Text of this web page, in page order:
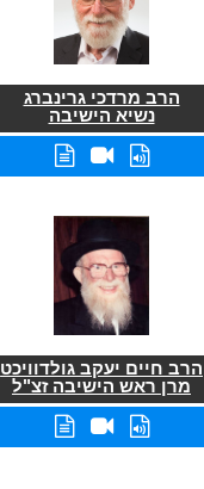
הרב מרדכי גרינברג
נשיא הישיבה
הרב חיים יעקב גולדוויכט
מרן ראש הישיבה זצ"ל